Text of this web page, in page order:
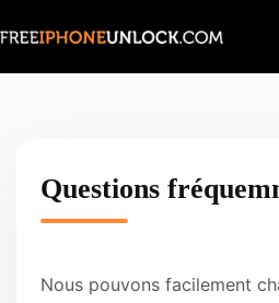
Questions
Nous pouvons facilement